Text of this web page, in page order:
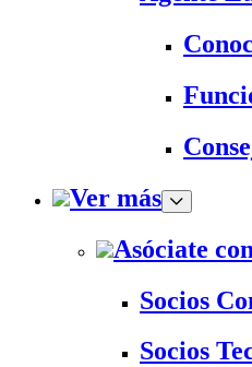
Ver más
Asóciate
Socios
Socios